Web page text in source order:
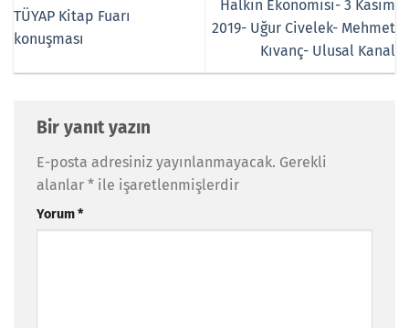
TÜYAP Kitap Fuarı
konuşması
Halkın Ekonomisi- 3 Kasım
2019- Uğur Civelek- Mehmet
Kıvanç- Ulusal Kanal
Bir yanıt yazın
E-posta adresiniz yayınlanmayacak. Gerekli
alanlar * ile işaretlenmişlerdir
Yorum*